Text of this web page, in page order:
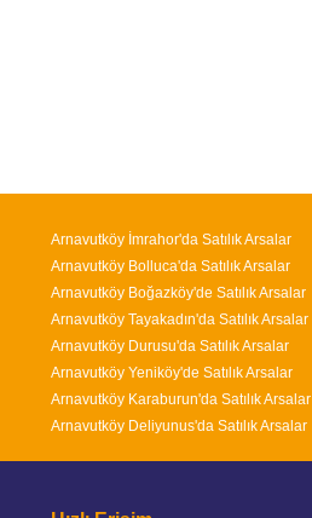
Arnavutköy İmrahor'da Satılık Arsalar
Arnavutköy Bolluca'da Satılık Arsalar
Arnavutköy Boğazköy'de Satılık Arsalar
Arnavutköy Tayakadın'da Satılık Arsalar
Arnavutköy Durusu'da Satılık Arsalar
Arnavutköy Yeniköy'de Satılık Arsalar
Arnavutköy Karaburun'da Satılık Arsalar
Arnavutköy Deliyunus'da Satılık Arsalar